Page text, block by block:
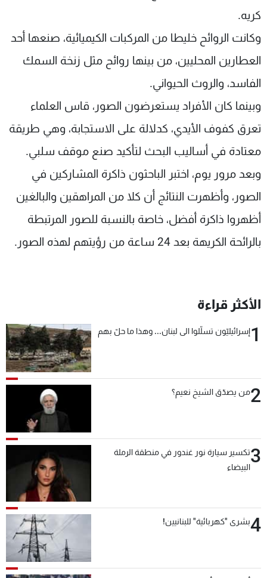
كريه.
وكانت الروائح خليطا من المركبات الكيميائية، صنعها أحد
العطارين المحليين، من بينها روائح مثل زنخة السمك
الفاسد، والروث الحيواني.
وبينما كان الأفراد يستعرضون الصور، قاس العلماء
تعرق كفوف الأيدي، كدلالة على الاستجابة، وهي طريقة
معتادة في أساليب البحث لتأكيد صنع موقف سلبي.
وبعد مرور يوم، اختبر الباحثون ذاكرة المشاركين في
الصور، وأظهرت النتائج أن كلا من المراهقين والبالغين
أظهروا ذاكرة أفضل، خاصة بالنسبة للصور المرتبطة
بالرائحة الكريهة بعد 24 ساعة من رؤيتهم لهذه الصور.
الأكثر قراءة
1إسرائيليّون تسلّلوا الى لبنان... وهذا ما حلّ بهم
2من يصدّق الشيخ نعيم؟
3تكسير سيارة نور غندور في منطقة الرملة
البيضاء
4بشرى "كهربائية" للبنانيين!